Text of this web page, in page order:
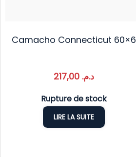
Camacho Connecticut 60×6
د.م. 217,00
Rupture de stock
LIRE LA SUITE